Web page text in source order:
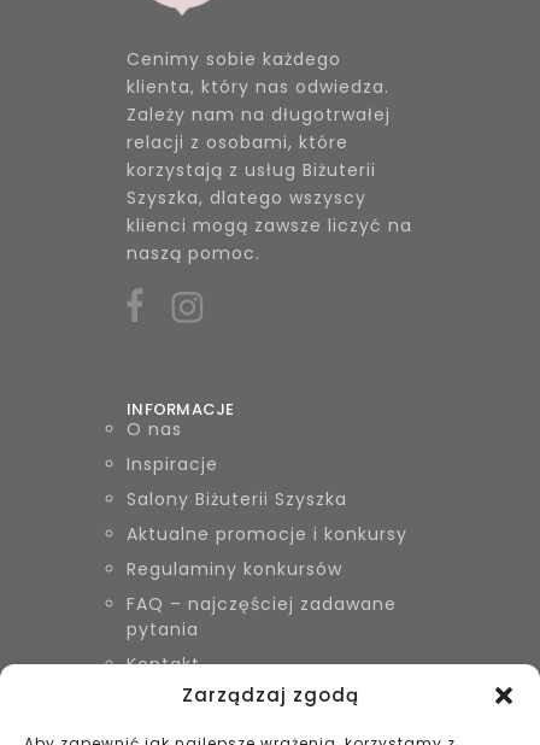
Zarządzaj zgodą
Cenimy sobie każdego
klienta, który nas odwiedza.
Zależy nam na długotrwałej
relacji z osobami, które
korzystają z usług Biżuterii
Szyszka, dlatego wszyscy
klienci mogą zawsze liczyć na
naszą pomoc.
INFORMACJE
O nas
Inspiracje
Salony Biżuterii Szyszka
Aktualne promocje i konkursy
Regulaminy konkursów
FAQ – najczęściej zadawane
pytania
Kontakt